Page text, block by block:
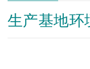
生产基地